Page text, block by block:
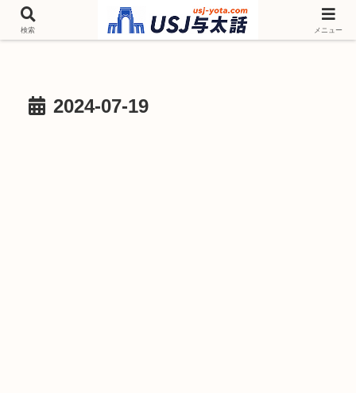
チケットやシーズンイベント ニンテンドーワールド アトラクションなどユニ
バを歩いて情報収集しています
2024-07-19
検索 メニュー